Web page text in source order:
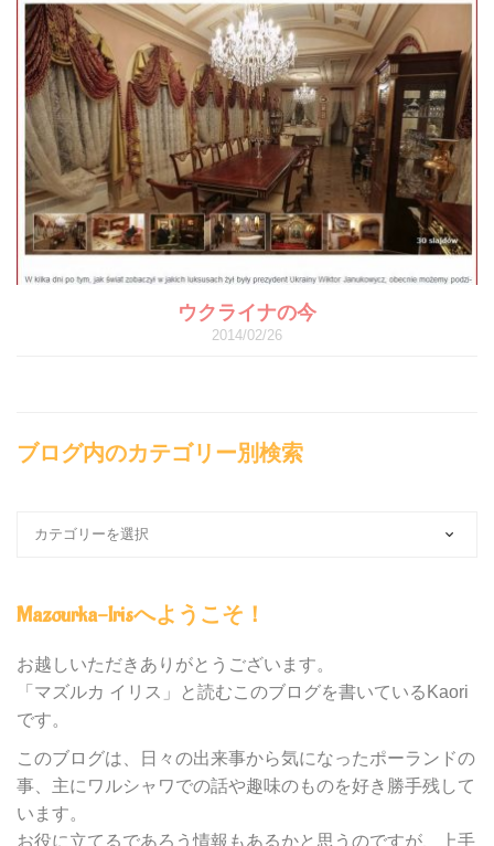
ウクライナの今
2014/02/26
ブログ内のカテゴリー別検索
の
テ
ゴ
ー
別
検
索
Mazourka-Irisへようこそ！
お越しいただきありがとうございます。
「マズルカ イリス」と読むこのブログを書いているKaori
です。
このブログは、日々の出来事から気になったポーランドの
事、主にワルシャワでの話や趣味のものを好き勝手残して
います。
お役に立てるであろう情報もあるかと思うのですが、上手